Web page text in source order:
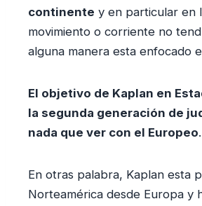
continente y en particular en
movimiento o corriente no
alguna manera esta enfocado
El objetivo de Kaplan en
la segunda generación de
nada que ver con el Europeo.
En otras palabra, Kaplan esta
Norteamérica desde Europa y